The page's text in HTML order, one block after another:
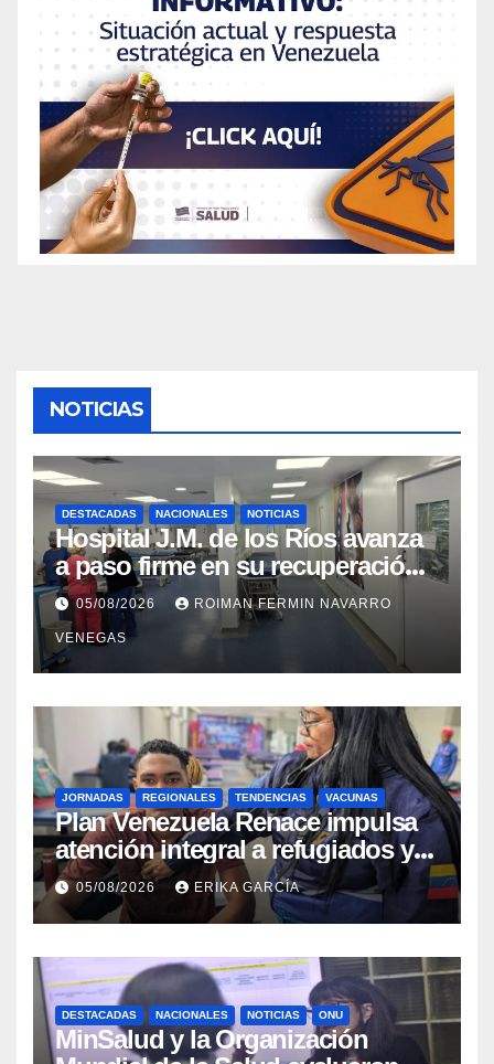
NOTICIAS
DESTACADAS NACIONALES NOTICIAS
Hospital J.M. de los Ríos avanza
a paso firme en su recuperación
tras los recientes eventos
sísmicos
05/08/2026 ROIMAN FERMIN NAVARRO
VENEGAS
JORNADAS REGIONALES TENDENCIAS VACUNAS
​Plan Venezuela Renace impulsa
atención integral a refugiados y
evaluación de vacunación en
Aragua
05/08/2026 ERIKA GARCÍA
DESTACADAS NACIONALES NOTICIAS ONU
MinSalud y la Organización